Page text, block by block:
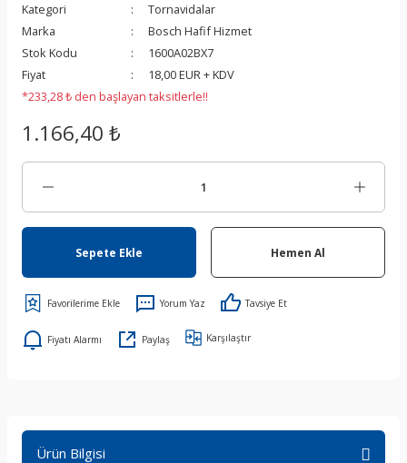
Kategori
Tornavidalar
Marka
Bosch Hafif Hizmet
Stok Kodu
1600A02BX7
Fiyat
18,00 EUR + KDV
*233,28 ₺ den başlayan taksitlerle!!
1.166,40 ₺
Sepete Ekle Hemen Al
Yorum Yaz Tavsiye Et
Fiyatı Alarmı Paylaş Karşılaştır
Ürün Bilgisi